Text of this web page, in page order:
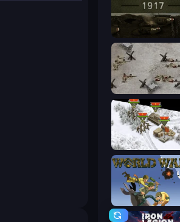
Warfare 1917
Warfare 1944
1941 Frozen Front
World Wars 2